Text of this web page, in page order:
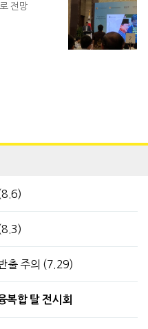
전망
출 주의 (7.29)
복합 탈 전시회